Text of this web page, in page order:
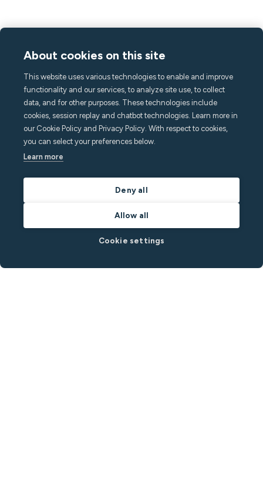
About cookies on this site
This website uses various technologies to enable and improve
functionality and our services, to analyze site use, to collect
data, and for other purposes. These technologies include
cookies, session replay and chatbot technologies. Learn more in
our Cookie Policy and Privacy Policy. With respect to cookies,
you can select your preferences below.
Learn more
Deny all
Allow all
Cookie settings